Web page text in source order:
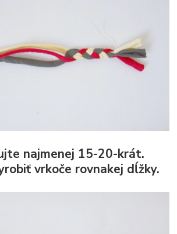
najmenej 15-20-krát.
vrkoče rovnakej dĺžky.